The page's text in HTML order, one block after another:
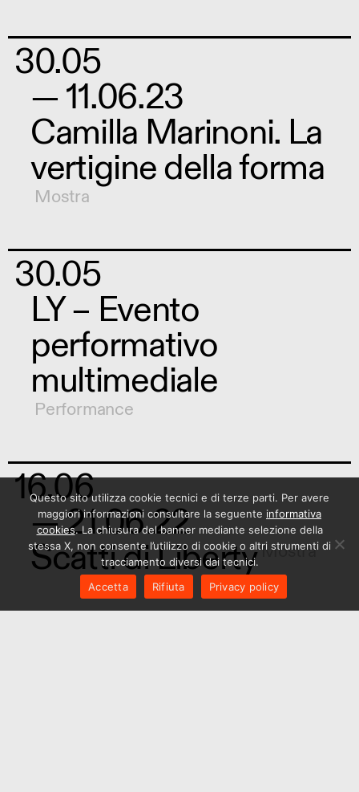
30.05
— 11.06.23
Camilla Marinoni. La
vertigine della forma
Mostra
30.05
LY – Evento
performativo
multimediale
Performance
16.06
— 21.06.22
Scatti di Liberty Mostra
Questo sito utilizza cookie tecnici e di terze parti. Per avere
maggiori informazioni consultare la seguente informativa
cookies. La chiusura del banner mediante selezione della
stessa X, non consente l’utilizzo di cookie o altri strumenti di
tracciamento diversi dai tecnici.
Accetta
Rifiuta Privacy policy